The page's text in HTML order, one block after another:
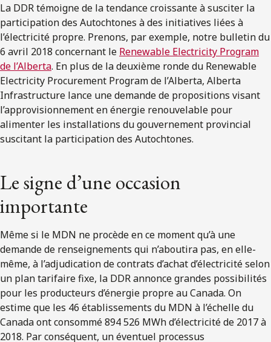
La DDR témoigne de la tendance croissante à susciter la
participation des Autochtones à des initiatives liées à
l’électricité propre. Prenons, par exemple, notre bulletin du
6 avril 2018 concernant le Renewable Electricity Program
de l’Alberta. En plus de la deuxième ronde du Renewable
Electricity Procurement Program de l’Alberta, Alberta
Infrastructure lance une demande de propositions visant
l’approvisionnement en énergie renouvelable pour
alimenter les installations du gouvernement provincial
suscitant la participation des Autochtones.
Le signe d’une occasion
importante
Même si le MDN ne procède en ce moment qu’à une
demande de renseignements qui n’aboutira pas, en elle-
même, à l’adjudication de contrats d’achat d’électricité selon
un plan tarifaire fixe, la DDR annonce grandes possibilités
pour les producteurs d’énergie propre au Canada. On
estime que les 46 établissements du MDN à l’échelle du
Canada ont consommé 894 526 MWh d’électricité de 2017 à
2018. Par conséquent, un éventuel processus